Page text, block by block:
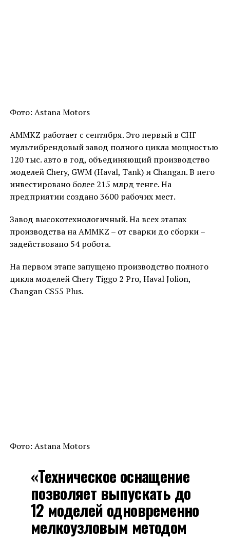
Фото: Astana Motors
AMMKZ работает с сентября. Это первый в СНГ
мультибрендовый завод полного цикла мощностью
120 тыс. авто в год, объединяющий производство
моделей Chery, GWM (Haval, Tank) и Changan. В него
инвестировано более 215 млрд тенге. На
предприятии создано 3600 рабочих мест.
Завод высокотехнологичный. На всех этапах
производства на AMMKZ – от сварки до сборки –
задействовано 54 робота.
На первом этапе запущено производство полного
цикла моделей Chery Tiggo 2 Pro, Haval Jolion,
Changan CS55 Plus.
Фото: Astana Motors
«Техническое оснащение
позволяет выпускать до
12 моделей одновременно
мелкоузловым методом